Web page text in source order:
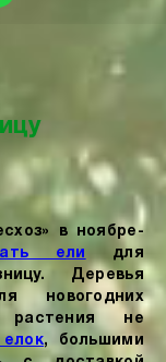
в ноябре-
ели
для
Деревья
новогодних
растения не
, большими